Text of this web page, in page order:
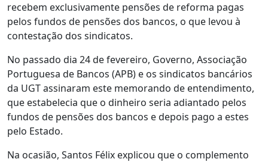
recebem exclusivamente pensões de reforma pagas
pelos fundos de pensões dos bancos, o que levou à
contestação dos sindicatos.
No passado dia 24 de fevereiro, Governo, Associação
Portuguesa de Bancos (APB) e os sindicatos bancários
da UGT assinaram este memorando de entendimento,
que estabelecia que o dinheiro seria adiantado pelos
fundos de pensões dos bancos e depois pago a estes
pelo Estado.
Na ocasião, Santos Félix explicou que o complemento